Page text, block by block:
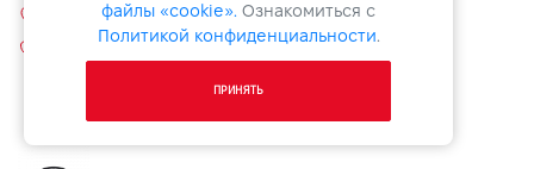
08131, Киевская обл., с. Софиевская Борщаговка, ул. Большая Кольцевая, 60
+38 044 503 33 06
файлы «cookie». Ознакомиться с
Политикой конфиденциальности.
ПРИНЯТЬ